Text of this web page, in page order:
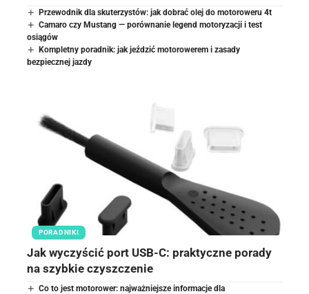
Przewodnik dla skuterzystów: jak dobrać olej do motoroweru 4t
Camaro czy Mustang — porównanie legend motoryzacji i test
osiągów
Kompletny poradnik: jak jeździć motorowerem i zasady
bezpiecznej jazdy
PORADNIKI
Jak wyczyścić port USB-C: praktyczne porady
na szybkie czyszczenie
Co to jest motorower: najważniejsze informacje dla